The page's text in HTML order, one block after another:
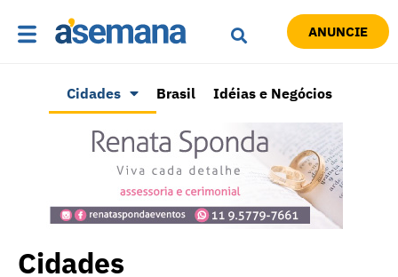
ANUNCIE
Cidades Brasil Idéias e Negócios
Cidades